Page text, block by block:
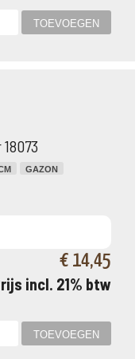
GAZON
€ 14,45
incl. 21% btw